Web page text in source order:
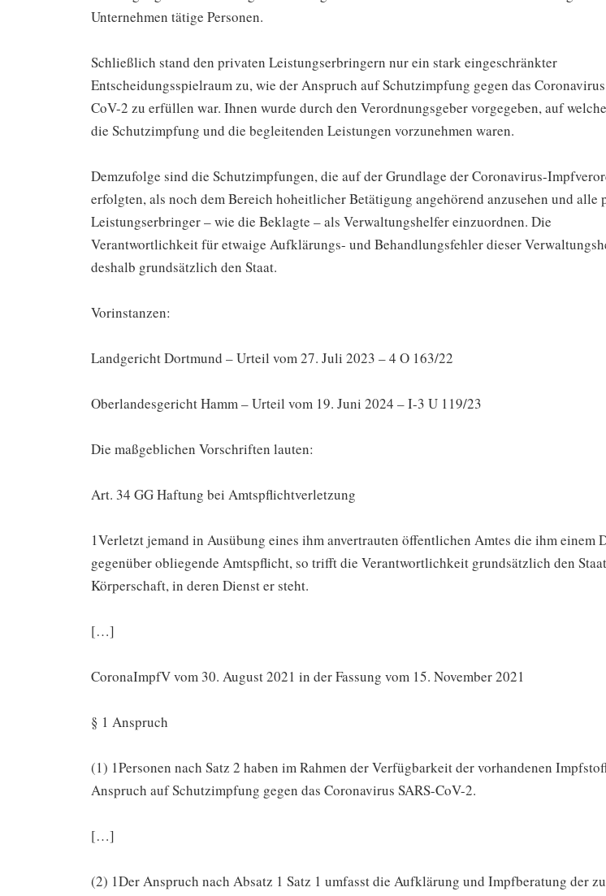
Unternehmen tätige Personen.
Schließlich stand den privaten Leistungserbringern nur ein stark eingeschränkter
Entscheidungsspielraum zu, wie der Anspruch auf Schutzimpfung gegen das
CoV-2 zu erfüllen war. Ihnen wurde durch den Verordnungsgeber vorgegeben, auf
die Schutzimpfung und die begleitenden Leistungen vorzunehmen waren.
Demzufolge sind die Schutzimpfungen, die auf der Grundlage der Coronavirus-
erfolgten, als noch dem Bereich hoheitlicher Betätigung angehörend anzusehen und alle
Leistungserbringer – wie die Beklagte – als Verwaltungshelfer einzuordnen. Die
Verantwortlichkeit für etwaige Aufklärungs- und Behandlungsfehler dieser
deshalb grundsätzlich den Staat.
Vorinstanzen:
Landgericht Dortmund – Urteil vom 27. Juli 2023 – 4 O 163/22
Oberlandesgericht Hamm – Urteil vom 19. Juni 2024 – I-3 U 119/23
Die maßgeblichen Vorschriften lauten:
Art. 34 GG Haftung bei Amtspflichtverletzung
1Verletzt jemand in Ausübung eines ihm anvertrauten öffentlichen Amtes die ihm einem
gegenüber obliegende Amtspflicht, so trifft die Verantwortlichkeit grundsätzlich den
Körperschaft, in deren Dienst er steht.
[…]
CoronaImpfV vom 30. August 2021 in der Fassung vom 15. November 2021
§ 1 Anspruch
(1) 1Personen nach Satz 2 haben im Rahmen der Verfügbarkeit der vorhandenen
Anspruch auf Schutzimpfung gegen das Coronavirus SARS-CoV-2.
[…]
(2) 1Der Anspruch nach Absatz 1 Satz 1 umfasst die Aufklärung und Impfberatung der zu